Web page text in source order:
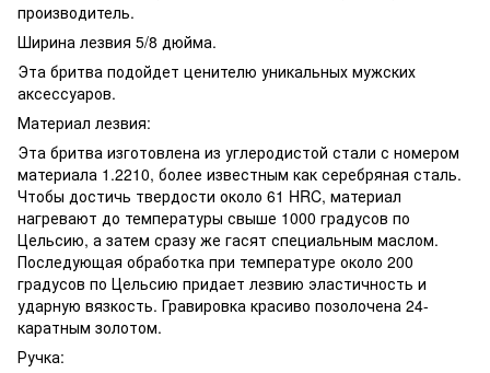
производитель.
Ширина лезвия 5/8 дюйма.
Эта бритва подойдет ценителю уникальных мужских
аксессуаров.
Материал лезвия:
Эта бритва изготовлена ​​из углеродистой стали с номером
материала 1.2210, более известным как серебряная сталь.
Чтобы достичь твердости около 61 HRC, материал
нагревают до температуры свыше 1000 градусов по
Цельсию, а затем сразу же гасят специальным маслом.
Последующая обработка при температуре около 200
градусов по Цельсию придает лезвию эластичность и
ударную вязкость. Гравировка красиво позолочена 24-
каратным золотом.
Ручка: